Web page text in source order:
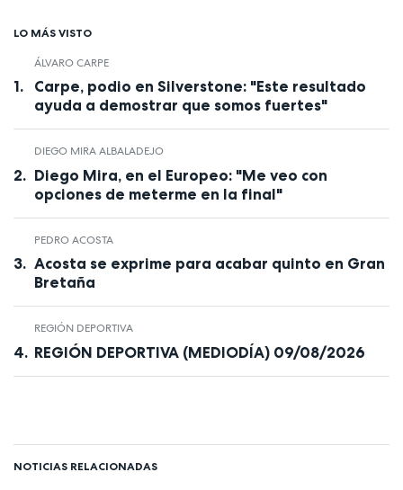
LO MÁS VISTO
ÁLVARO CARPE
Carpe, podio en Silverstone: "Este resultado
ayuda a demostrar que somos fuertes"
DIEGO MIRA ALBALADEJO
Diego Mira, en el Europeo: "Me veo con
opciones de meterme en la final"
PEDRO ACOSTA
Acosta se exprime para acabar quinto en Gran
Bretaña
REGIÓN DEPORTIVA
REGIÓN DEPORTIVA (MEDIODÍA) 09/08/2026
NOTICIAS RELACIONADAS